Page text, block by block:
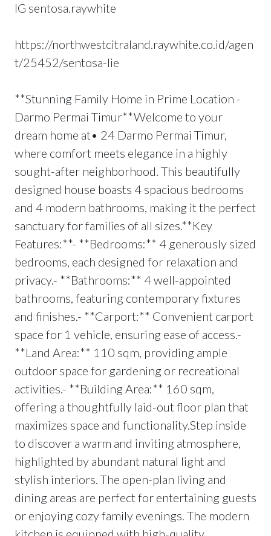
IG sentosa.raywhite
https://northwestcitraland.raywhite.co.id/agen
t/25452/sentosa-lie
**Stunning Family Home in Prime Location -
Darmo Permai Timur**Welcome to your
dream home at• 24 Darmo Permai Timur,
where comfort meets elegance in a highly
sought-after neighborhood. This beautifully
designed house boasts 4 spacious bedrooms
and 4 modern bathrooms, making it the perfect
sanctuary for families of all sizes.**Key
Features:**- **Bedrooms:** 4 generously sized
bedrooms, each designed for relaxation and
privacy.- **Bathrooms:** 4 well-appointed
bathrooms, featuring contemporary fixtures
and finishes.- **Carport:** Convenient carport
space for 1 vehicle, ensuring ease of access.-
**Land Area:** 110 sqm, providing ample
outdoor space for gardening or recreational
activities.- **Building Area:** 160 sqm,
offering a thoughtfully laid-out floor plan that
maximizes space and functionality.Step inside
to discover a warm and inviting atmosphere,
highlighted by abundant natural light and
stylish interiors. The open-plan living and
dining areas are perfect for entertaining guests
or enjoying cozy family evenings. The modern